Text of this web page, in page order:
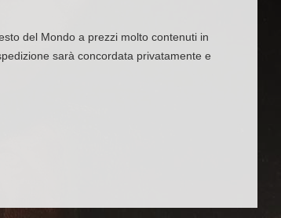
del Mondo a prezzi molto contenuti in
sarà concordata privatamente e